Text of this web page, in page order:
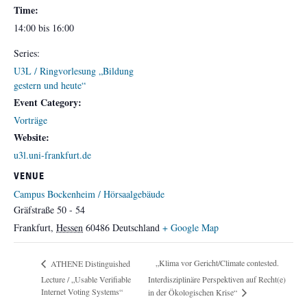
Time:
14:00 bis 16:00
Series:
U3L / Ringvorlesung „Bildung
gestern und heute“
Event Category:
Vorträge
Website:
u3l.uni-frankfurt.de
VENUE
Campus Bockenheim / Hörsaalgebäude
Gräfstraße 50 - 54
Frankfurt, Hessen 60486 Deutschland + Google Map
ATHENE Distinguished
Lecture / „Usable Verifiable
Internet Voting Systems“
„Klima vor Gericht/Climate contested.
Interdisziplinäre Perspektiven auf Recht(e)
in der Ökologischen Krise“